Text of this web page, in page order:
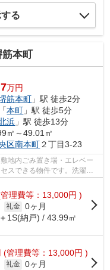
る
筋本町
万円
筋本町 」駅 徒歩2分
「本町 」駅 徒歩5分
浜 」駅 徒歩13分
㎡～49.01㎡
区南本町２丁目3-23
地内ごみ置き場・エレベー
スできる物件です。洗濯物
理費等：13,000円 )
礼金 0ヶ月
1S(納戸) / 43.99㎡
(管理費等：13,000円 )
礼金 0ヶ月